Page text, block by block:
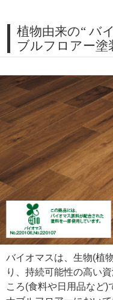
植物由来の“ バ
ブルフロアー塗
バイオマスは、生物(植
り、持続可能性の高い
ころ(食料や日用品など)